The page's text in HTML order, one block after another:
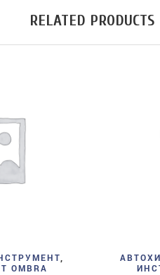
RELATED PRODUCTS
Quick View
OMBRA
Add